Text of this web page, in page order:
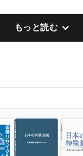
もっと読む